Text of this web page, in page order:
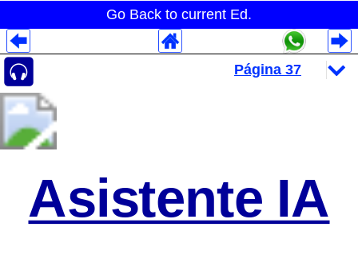
Go Back to current Ed.
Asistente IA
Despliegues Analytics
Despliegues Totales
Despliegues por Rubros